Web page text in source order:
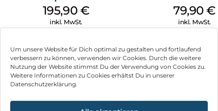
Um unsere Website für Dich optimal zu gestalten und fortlaufend
verbessern zu können, verwenden wir Cookies. Durch die weitere
Nutzung der Website stimmst Du der Verwendung von Cookies zu.
Weitere Informationen zu Cookies erhältst Du in unserer
Datenschutzerklärung.
Weiß
195,90 €
inkl. MwSt.
79,90€
inkl. MwSt.
Impressum